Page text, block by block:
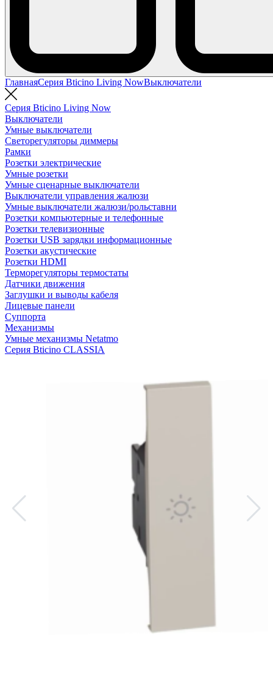
ГлавнаяСерия Bticino Living NowВыключатели
Серия Bticino Living Now
Выключатели
Умные выключатели
Светорегуляторы диммеры
Рамки
Розетки электрические
Умные розетки
Умные сценарные выключатели
Выключатели управления жалюзи
Умные выключатели жалюзи/рольставни
Розетки компьютерные и телефонные
Розетки телевизионные
Розетки USB зарядки информационные
Розетки акустические
Розетки HDMI
Терморегуляторы термостаты
Датчики движения
Заглушки и выводы кабеля
Лицевые панели
Суппорта
Механизмы
Умные механизмы Netatmo
Серия Bticino CLASSIA